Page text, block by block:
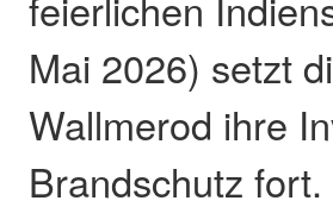
Mai 2026) setzt
Wallmerod ihre
Brandschutz